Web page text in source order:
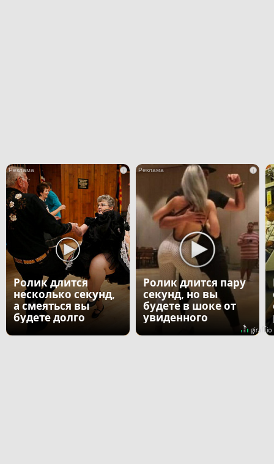
i
Ролик длится
несколько секунд,
а смеяться вы
будете долго
i
Ролик длится пару
секунд, но вы
будете в шоке от
увиденного